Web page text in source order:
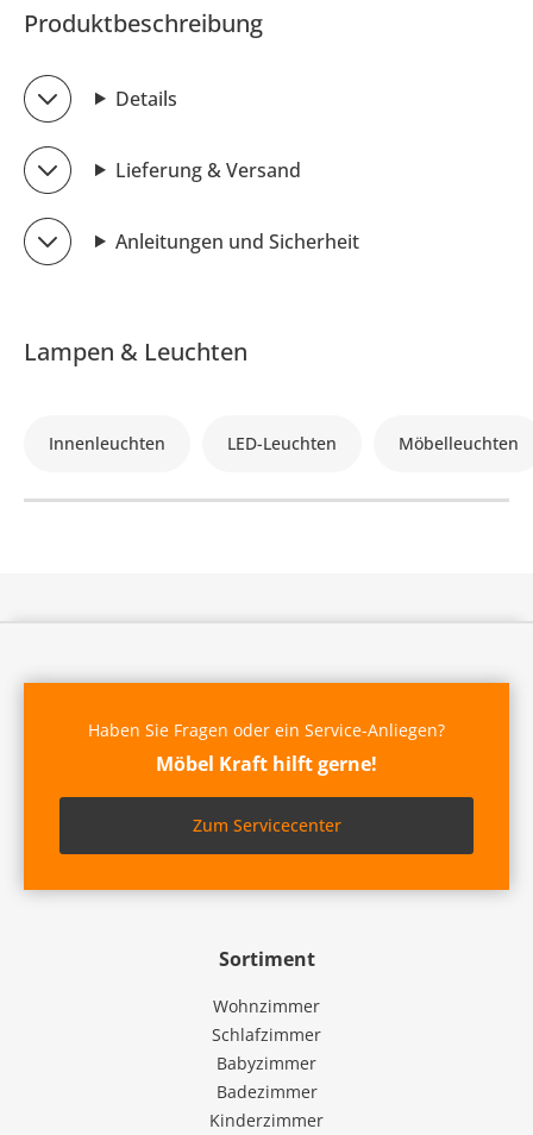
Produktbeschreibung
Details
Lieferung & Versand
Anleitungen und Sicherheit
Lampen & Leuchten
Innenleuchten LED-Leuchten Möbelleuchten
Sortiment
Wohnzimmer
Schlafzimmer
Babyzimmer
Badezimmer
Kinderzimmer
Haben Sie Fragen oder ein Service-Anliegen?
Möbel Kraft hilft gerne!
Zum Servicecenter